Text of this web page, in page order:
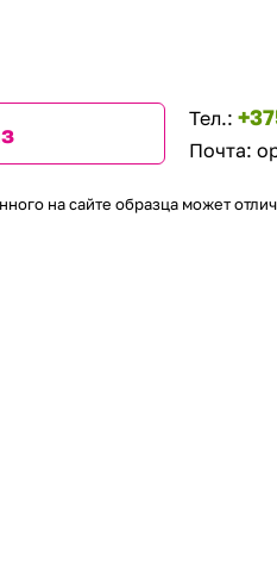
Тел.:
Почта:
на сайте образца может